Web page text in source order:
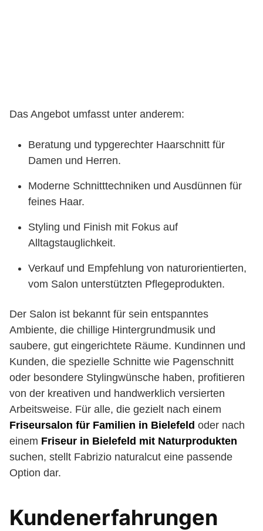
Das Angebot umfasst unter anderem:
Beratung und typgerechter Haarschnitt für
Damen und Herren.
Moderne Schnitttechniken und Ausdünnen für
feines Haar.
Styling und Finish mit Fokus auf
Alltagstauglichkeit.
Verkauf und Empfehlung von naturorientierten,
vom Salon unterstützten Pflegeprodukten.
Der Salon ist bekannt für sein entspanntes
Ambiente, die chillige Hintergrundmusik und
saubere, gut eingerichtete Räume. Kundinnen und
Kunden, die spezielle Schnitte wie Pagenschnitt
oder besondere Stylingwünsche haben, profitieren
von der kreativen und handwerklich versierten
Arbeitsweise. Für alle, die gezielt nach einem
Friseursalon für Familien in Bielefeld oder nach
einem Friseur in Bielefeld mit Naturprodukten
suchen, stellt Fabrizio naturalcut eine passende
Option dar.
Kundenerfahrungen